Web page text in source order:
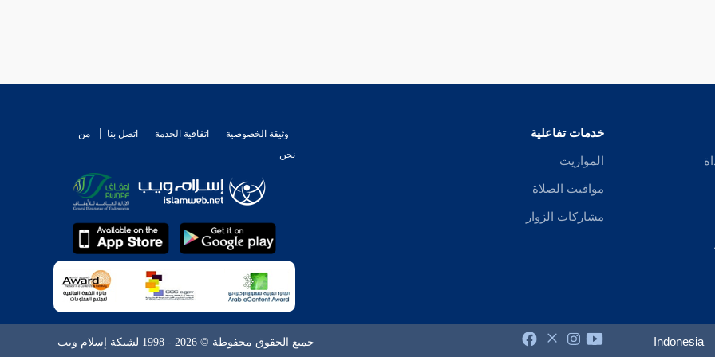
خدمات تفاعلية
المواريث
مواقيت الصلاة
مشاركات الزوار
وثيقة الخصوصية اتفاقية الخدمة اتصل بنا
من
نحن
Indonesia جميع الحقوق محفوظة © 2026 - 1998 لشبكة إسلام ويب